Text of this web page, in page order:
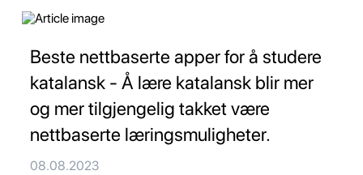
Beste nettbaserte apper for å studere
katalansk - Å lære katalansk blir mer
og mer tilgjengelig takket være
nettbaserte læringsmuligheter.
08.08.2023